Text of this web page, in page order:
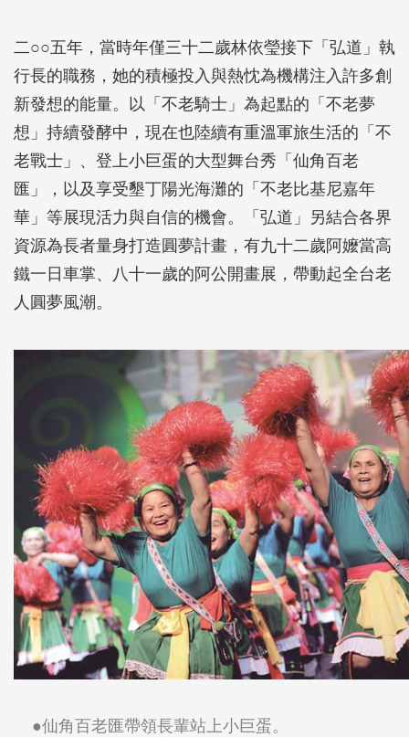
二○○五年，當時年僅三十二歲林依瑩接下「弘道」執
行長的職務，她的積極投入與熱忱為機構注入許多創
新發想的能量。以「不老騎士」為起點的「不老夢
想」持續發酵中，現在也陸續有重溫軍旅生活的「不
老戰士」、登上小巨蛋的大型舞台秀「仙角百老
匯」，以及享受墾丁陽光海灘的「不老比基尼嘉年
華」等展現活力與自信的機會。「弘道」另結合各界
資源為長者量身打造圓夢計畫，有九十二歲阿嬤當高
鐵一日車掌、八十一歲的阿公開畫展，帶動起全台老
人圓夢風潮。
●仙角百老匯帶領長輩站上小巨蛋。